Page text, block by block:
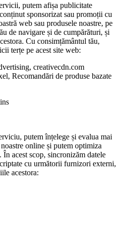
putem afișa publicitate
sponsorizat sau promoții cu
web sau produsele noastre, pe
de navigare și de cumpărături, și
Cu consimțământul tău,
terțe pe acest site web:
creativecdn.com
Recomandări de produse bazate
putem înțelege și evalua mai
online și putem optimiza
acest scop, sincronizăm datele
cu următorii furnizori externi,
acestora: